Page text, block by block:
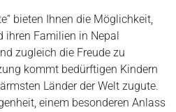
bieten Ihnen die Möglichkeit,
ihren Familien in Nepal
zugleich die Freude zu
kommt bedürftigen Kindern
Länder der Welt zugute.
einem besonderen Anlass